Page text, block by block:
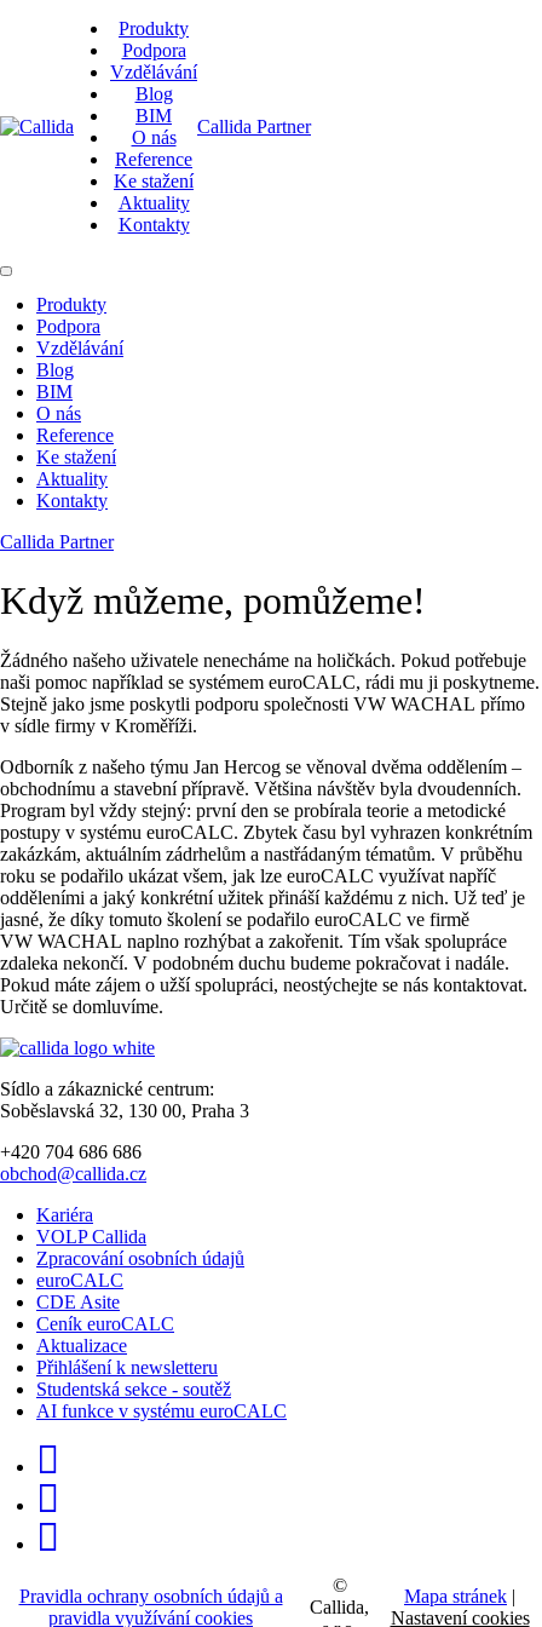
Produkty
Podpora
Vzdělávání
Blog
BIM
O nás
Reference
Ke stažení
Aktuality
Kontakty
Callida Partner
Produkty
Podpora
Vzdělávání
Blog
BIM
O nás
Reference
Ke stažení
Aktuality
Kontakty
Callida Partner
Když můžeme, pomůžeme!
Žádného našeho uživatele nenecháme na holičkách. Pokud potřebuje
naši pomoc například se systémem euroCALC, rádi mu ji poskytneme.
Stejně jako jsme poskytli podporu společnosti VW WACHAL přímo
v sídle firmy v Kroměříži.
Odborník z našeho týmu Jan Hercog se věnoval dvěma oddělením –
obchodnímu a stavební přípravě. Většina návštěv byla dvoudenních.
Program byl vždy stejný: první den se probírala teorie a metodické
postupy v systému euroCALC. Zbytek času byl vyhrazen konkrétním
zakázkám, aktuálním zádrhelům a nastřádaným tématům. V průběhu
roku se podařilo ukázat všem, jak lze euroCALC využívat napříč
odděleními a jaký konkrétní užitek přináší každému z nich. Už teď je
jasné, že díky tomuto školení se podařilo euroCALC ve firmě
VW WACHAL naplno rozhýbat a zakořenit. Tím však spolupráce
zdaleka nekončí. V podobném duchu budeme pokračovat i nadále.
Pokud máte zájem o užší spolupráci, neostýchejte se nás kontaktovat.
Určitě se domluvíme.
Sídlo a zákaznické centrum:
Soběslavská 32, 130 00, Praha 3
+420 704 686 686
obchod@callida.cz
Kariéra
VOLP Callida
Zpracování osobních údajů
euroCALC
CDE Asite
Ceník euroCALC
Aktualizace
Přihlášení k newsletteru
Studentská sekce - soutěž
AI funkce v systému euroCALC
Pravidla ochrany osobních údajů a
pravidla využívání cookies
©
Callida,
Mapa stránek |
Nastavení cookies